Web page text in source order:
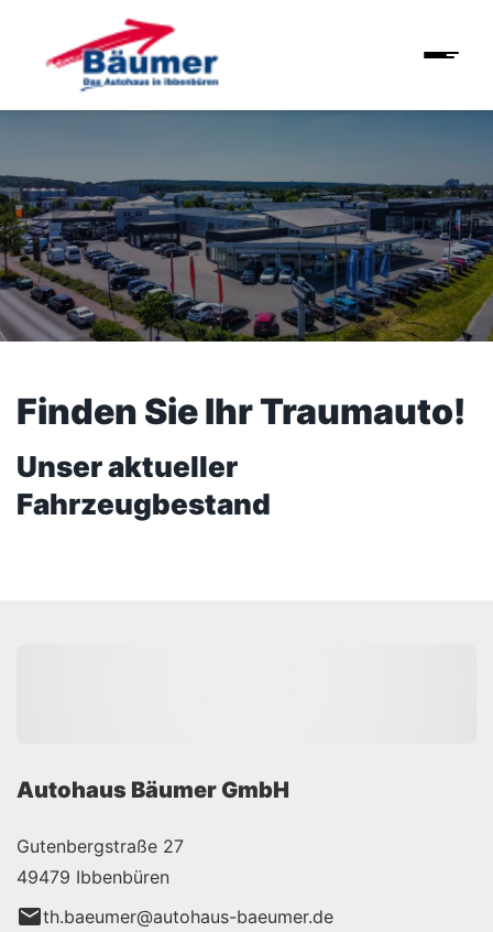
Finden Sie Ihr Traumauto!
Unser aktueller
Fahrzeugbestand
Autohaus Bäumer GmbH
Gutenbergstraße 27
49479 Ibbenbüren
th.baeumer@autohaus-baeumer.de